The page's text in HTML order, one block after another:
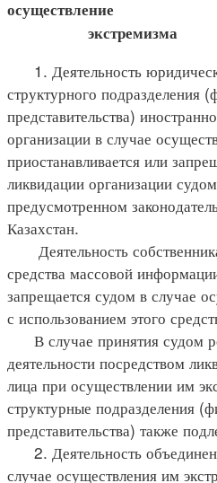
осуществление
экстремизма
1. Деятельность
структурного подразделения
представительства)
организации в случае
приостанавливается или
ликвидации организации
предусмотренном
Казахстан.
Деятельность
средства массовой
запрещается судом в случае
с использованием этого
В случае принятия судом
деятельности посредством
лица при осуществлении им
структурные подразделения
представительства) также
2. Деятельность
случае осуществления им